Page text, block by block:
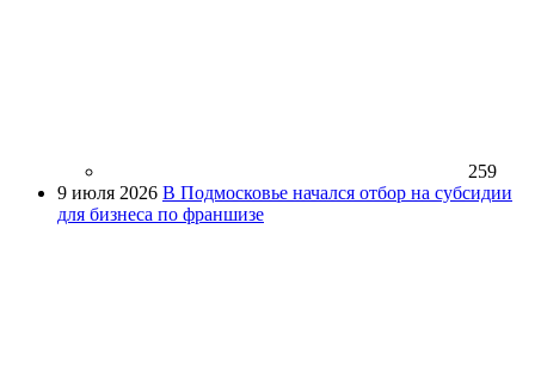
259
9 июля 2026 В Подмосковье начался отбор на субсидии
для бизнеса по франшизе